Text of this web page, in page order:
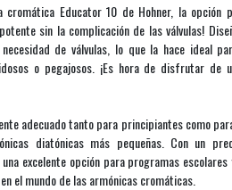
cromática Educator 10 de Hohner, la
sin la complicación de las válvulas!
de válvulas, lo que la hace ideal
o pegajosos. ¡Es hora de disfrutar de
adecuado tanto para principiantes como
diatónicas más pequeñas. Con un
excelente opción para programas
el mundo de las armónicas cromáticas.